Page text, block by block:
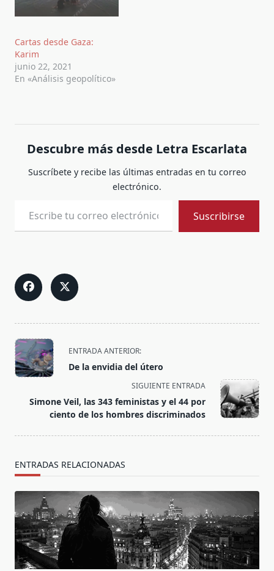
Cartas desde Gaza:
Karim
junio 22, 2021
En «Análisis geopolítico»
Descubre más desde Letra Escarlata
Suscríbete y recibe las últimas entradas en tu correo
electrónico.
Suscribirse
<span
class="nav-
subtitle
reader-
text">Página</span>
ENTRADA ANTERIOR:
De la envidia del útero
SIGUIENTE ENTRADA
Simone Veil, las 343 feministas y el 44 por
ciento de los hombres discriminados
ENTRADAS RELACIONADAS